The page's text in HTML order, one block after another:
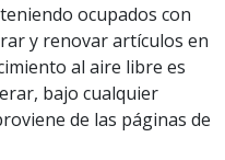
ocupados con
y renovar artículos en
al aire libre es
bajo cualquier
de las páginas de